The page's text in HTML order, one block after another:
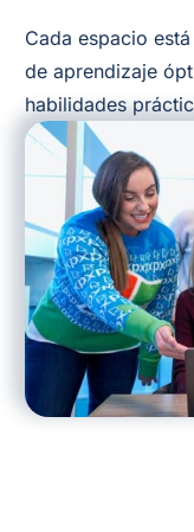
Cada espacio
de aprendizaje
habilidades